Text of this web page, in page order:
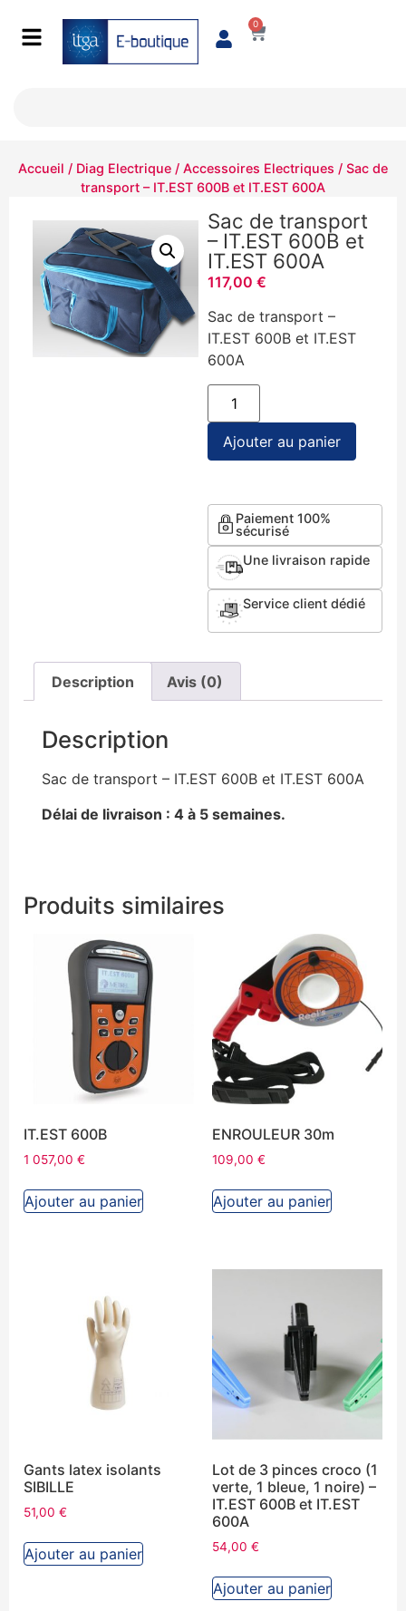
0
Accueil / Diag Electrique / Accessoires Electriques / Sac de
transport – IT.EST 600B et IT.EST 600A
Sac de transport
– IT.EST 600B et
IT.EST 600A
117,00€
Sac de transport –
IT.EST 600B et IT.EST
600A
Ajouter au panier
Paiement 100%
sécurisé
Une livraison rapide
Service client dédié​​
Description Avis (0)
Description
Sac de transport – IT.EST 600B et IT.EST 600A
Délai de livraison : 4 à 5 semaines.
Produits similaires
IT.EST 600B
1 057,00 €
Ajouter au panier
ENROULEUR 30m
109,00 €
Ajouter au panier
Gants latex isolants
SIBILLE
51,00 €
Ajouter au panier
Lot de 3 pinces croco (1
verte, 1 bleue, 1 noire) –
IT.EST 600B et IT.EST
600A
54,00 €
Ajouter au panier